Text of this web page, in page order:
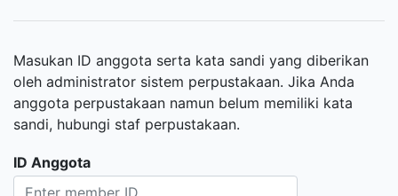
Masukan ID anggota serta kata sandi yang diberikan
oleh administrator sistem perpustakaan. Jika Anda
anggota perpustakaan namun belum memiliki kata
sandi, hubungi staf perpustakaan.
ID Anggota